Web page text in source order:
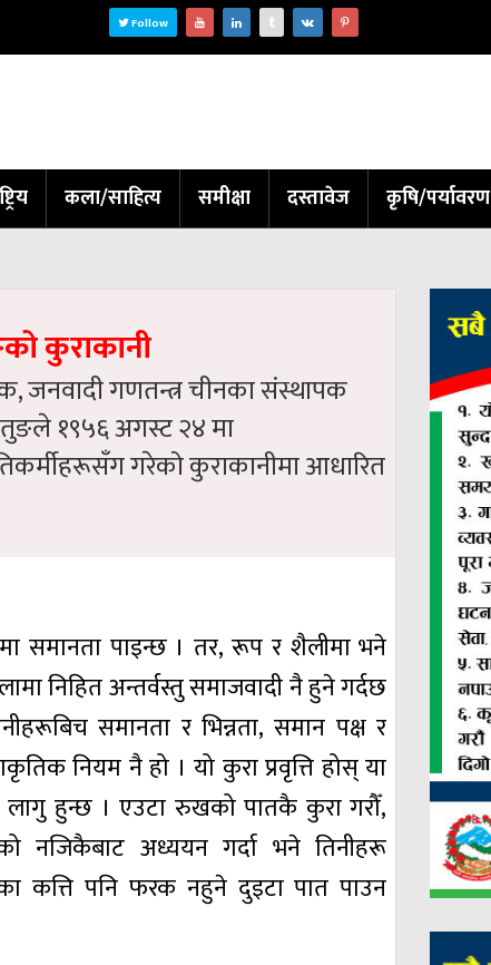
Follow
कला/साहित्य समीक्षा दस्तावेज कृषि/पर्यावरण
कुराकानी
जनवादी गणतन्त्र चीनका संस्थापक
१९५६ अगस्ट २४ मा
गरेको कुराकानीमा आधारित
समानता पाइन्छ । तर, रूप र शैलीमा भने
निहित अन्तर्वस्तु समाजवादी नै हुने गर्दछ
समानता र भिन्नता, समान पक्ष र
नियम नै हो । यो कुरा प्रवृत्ति होस् या
लागु हुन्छ । एउटा रुखको पातकै कुरा गरौँ,
नजिकैबाट अध्ययन गर्दा भने तिनीहरू
कत्ति पनि फरक नहुने दुइटा पात पाउन